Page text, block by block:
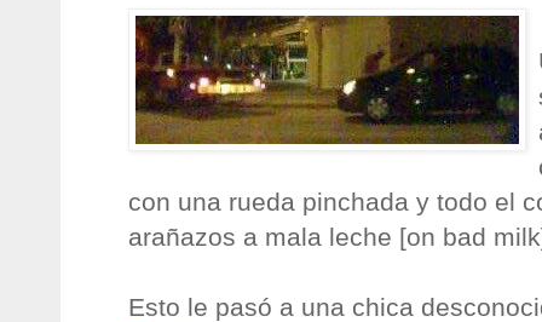
con una rueda pinchada y todo el
arañazos a mala leche [on bad
Esto le pasó a una chica